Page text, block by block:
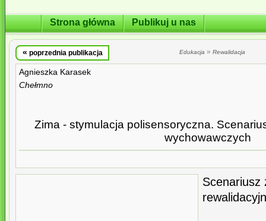
Strona główna Publikuj u nas
« poprzednia publikacja Edukacja » Rewalidacja
Agnieszka Karasek
Chełmno
Zima - stymulacja polisensoryczna.
wychowawczych
Scenariusz